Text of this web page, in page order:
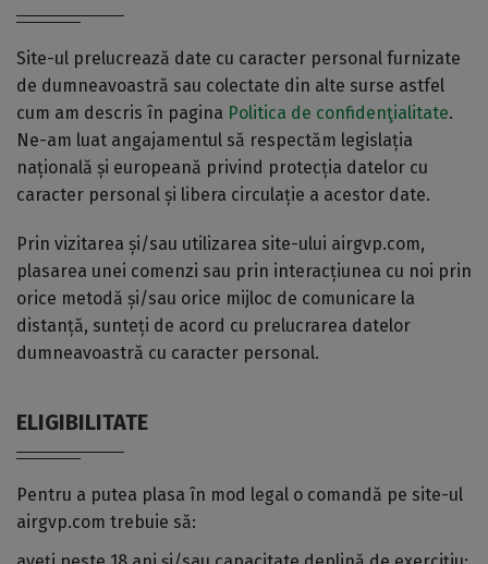
Site-ul prelucrează date cu caracter personal furnizate
de dumneavoastră sau colectate din alte surse astfel
cum am descris în pagina Politica de confidenţialitate.
Ne-am luat angajamentul să respectăm legislația
națională și europeană privind protecția datelor cu
caracter personal și libera circulație a acestor date.
Prin vizitarea și/sau utilizarea site-ului airgvp.com,
plasarea unei comenzi sau prin interacțiunea cu noi prin
orice metodă și/sau orice mijloc de comunicare la
distanță, sunteți de acord cu prelucrarea datelor
dumneavoastră cu caracter personal.
ELIGIBILITATE
Pentru a putea plasa în mod legal o comandă pe site-ul
airgvp.com trebuie să: